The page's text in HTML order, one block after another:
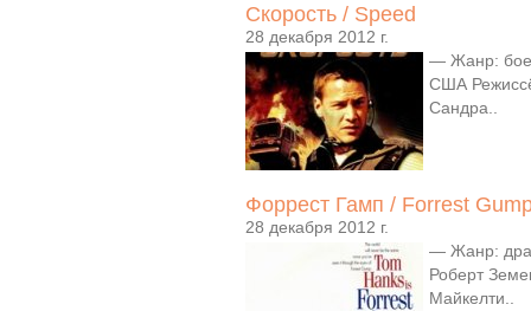
Скорость / Speed
28 декабря 2012 г.
— Жанр:
США
Сандра..
Форрест Гамп / Forrest
28 декабря 2012 г.
— Жанр:
Роберт
Майкелти..